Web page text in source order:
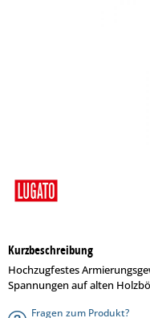
Kurzbeschreibung
Hochzugfestes
Spannungen auf alten
Fragen zum Produkt?